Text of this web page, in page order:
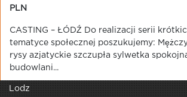
PLN
CASTING – ŁÓDŹ Do realizacji serii
tematyce społecznej poszukujemy:
rysy azjatyckie szczupła sylwetka
budowlani...
Lodz